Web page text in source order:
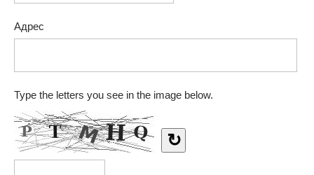
Адрес
Type the letters you see in the image below.
↻